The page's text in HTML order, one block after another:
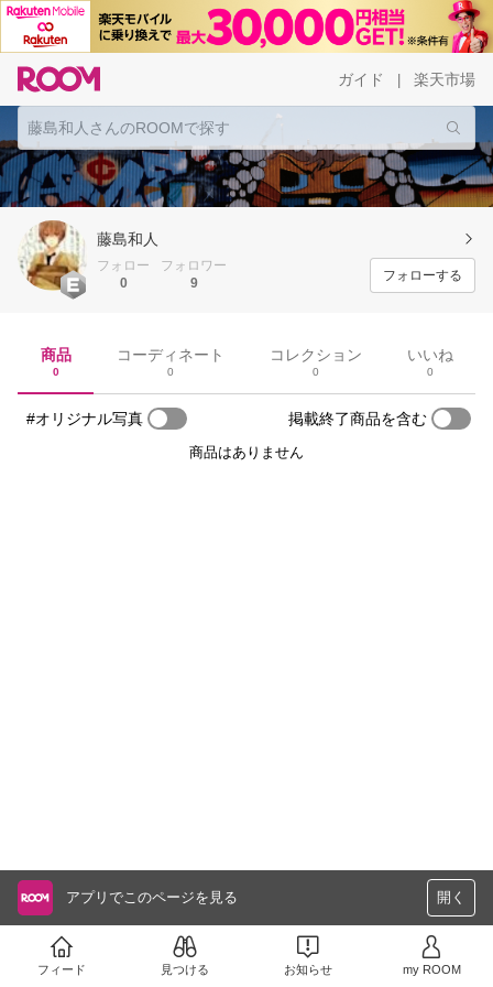
ガイド 楽天市場
藤島和人
フォロー
0
フォロワー
9
フォローする
商品
0
コーディネート
0
コレクション
0
いいね
0
#オリジナル写真 掲載終了商品を含む
商品はありません
アプリでこのページを見る 開く
フィード 見つける お知らせ my ROOM